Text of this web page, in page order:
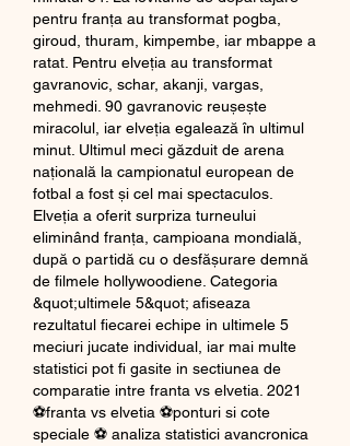
pentru franţa au transformat pogba,
giroud, thuram, kimpembe, iar mbappe a
ratat. Pentru elveţia au transformat
gavranovic, schar, akanji, vargas,
mehmedi. 90 gavranovic reușește
miracolul, iar elveția egalează în ultimul
minut. Ultimul meci găzduit de arena
națională la campionatul european de
fotbal a fost și cel mai spectaculos.
Elveția a oferit surpriza turneului
eliminând franța, campioana mondială,
după o partidă cu o desfășurare demnă
de filmele hollywoodiene. Categoria
&quot;ultimele 5&quot; afiseaza
rezultatul fiecarei echipe in ultimele 5
meciuri jucate individual, iar mai multe
statistici pot fi gasite in sectiunea de
comparatie intre franta vs elvetia. 2021
⚽franta vs elvetia ⚽ponturi si cote
speciale ⚽ analiza statistici avancronica